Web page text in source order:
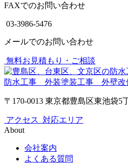
FAXでのお問い合わせ
03-3986-5476
メールでのお問い合わせ
無料お見積もり・ご相談
防水工事 外装塗装工事 外壁
〒170-0013 東京都豊島区東池袋5
アクセス 対応エリア
About
会社案内
よくある質問